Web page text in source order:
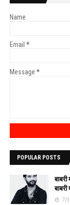
Name
Email *
Message *
POPULAR POSTS
7/